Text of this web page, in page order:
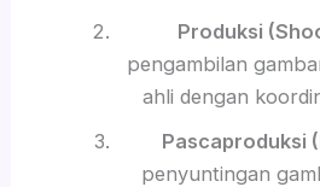
Produksi
pengambilan
ahli dengan
Pascaproduksi
penyuntingan